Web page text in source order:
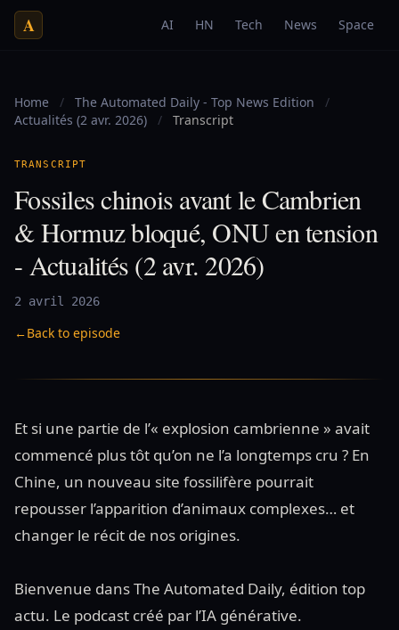
A AI HN Tech News Space
Home / The Automated Daily - Top News Edition
/
Actualités (2 avr. 2026)
/ Transcript
TRANSCRIPT
Fossiles chinois avant le Cambrien
& Hormuz bloqué, ONU en tension
- Actualités (2 avr. 2026)
2 avril 2026
←Back to episode
Et si une partie de l’« explosion cambrienne » avait
commencé plus tôt qu’on ne l’a longtemps cru ? En
Chine, un nouveau site fossilifère pourrait
repousser l’apparition d’animaux complexes… et
changer le récit de nos origines.
Bienvenue dans The Automated Daily, édition top
actu. Le podcast créé par l’IA générative.